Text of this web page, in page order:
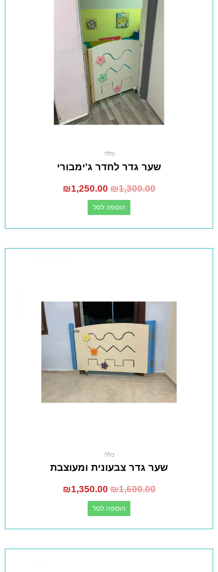
כללי
שער גדר לחדר ג'ימבורי
₪1,300.00
₪1,250.00
הוספה לסל
כללי
שער גדר צבעונית ומעוצבת
₪1,600.00
₪1,350.00
הוספה לסל